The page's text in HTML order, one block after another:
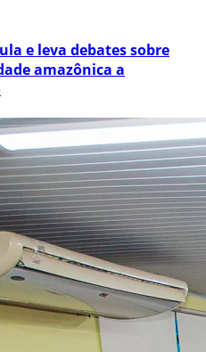
e leva debates sobre
amazônica a